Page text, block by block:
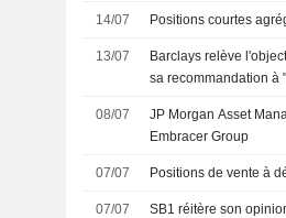
14/07 Positions courtes
13/07
Barclays relève
sa recommandation à
08/07
JP Morgan Asset
Embracer Group
07/07 Positions de vente à
07/07 SB1 réitère son